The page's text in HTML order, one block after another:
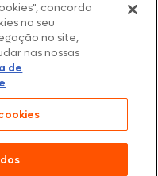
enquanto durarem os
a análise e confirmação
são válidos
nossos parceiros.
de estoque.
concorda
no seu
no site,
nas nossas
de